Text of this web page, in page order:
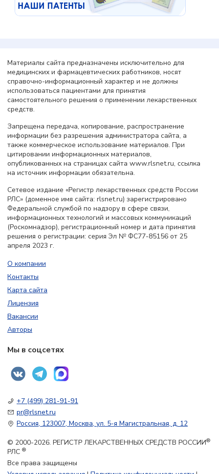
Материалы сайта предназначены исключительно для
медицинских и фармацевтических работников, носят
справочно-информационный характер и не должны
использоваться пациентами для принятия
самостоятельного решения о применении лекарственных
средств.
Запрещена передача, копирование, распространение
информации без разрешения администратора сайта, а
также коммерческое использование материалов. При
цитировании информационных материалов,
опубликованных на страницах сайта www.rlsnet.ru, ссылка
на источник информации обязательна.
Сетевое издание «Регистр лекарственных средств России
РЛС» (доменное имя сайта: rlsnet.ru) зарегистрировано
Федеральной службой по надзору в сфере связи,
информационных технологий и массовых коммуникаций
(Роскомнадзор), регистрационный номер и дата принятия
решения о регистрации: серия Эл № ФС77-85156 от 25
апреля 2023 г.
О компании
Контакты
Карта сайта
Лицензия
Вакансии
Авторы
Мы в соцсетях
+7 (499) 281-91-91
pr@rlsnet.ru
Россия, 123007, Москва, ул. 5-я Магистральная, д. 12
© 2000-2026. РЕГИСТР ЛЕКАРСТВЕННЫХ СРЕДСТВ РОССИИ®
РЛС ®
Все права защищены